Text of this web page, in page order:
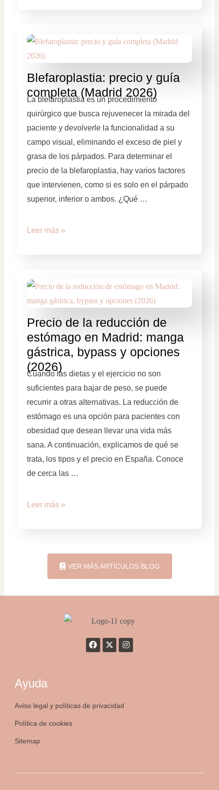
Blefaroplastia: precio y guía
completa (Madrid 2026)
La blefaroplastia es un procedimiento
quirúrgico que busca rejuvenecer la mirada del
paciente y devolverle la funcionalidad a su
campo visual, eliminando el exceso de piel y
grasa de los párpados. Para determinar el
precio de la blefaroplastia, hay varios factores
que intervienen, como si es solo en el párpado
superior, inferior o ambos. ¿Qué …
Leer más »
Precio de la reducción de
estómago en Madrid: manga
gástrica, bypass y opciones
(2026)
Cuando las dietas y el ejercicio no son
suficientes para bajar de peso, se puede
recurrir a otras alternativas. La reducción de
estómago es una opción para pacientes con
obesidad que desean llevar una vida más
sana. A continuación, explicamos de qué se
trata, los tipos y el precio en España. Conoce
de cerca las …
Leer más »
VER MÁS ARTÍCULOS BLOG
Ayuda
Aviso legal y políticas de privacidad
Política de cookies
Sitemap